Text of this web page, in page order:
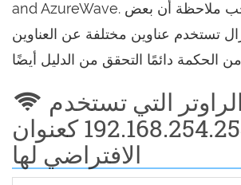
and AzureWave. ومع ذلك، يجب ملاحظة أن بعض
تستخدم عناوين مختلفة عن العناوين
192.168.254.254 كعنوان IP
الافتراضي لها